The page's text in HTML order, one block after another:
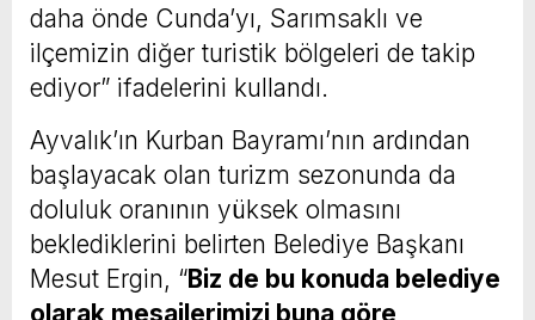
daha önde Cunda’yı, Sarımsaklı ve
ilçemizin diğer turistik bölgeleri de takip
ediyor” ifadelerini kullandı.
Ayvalık’ın Kurban Bayramı’nın ardından
başlayacak olan turizm sezonunda da
doluluk oranının yüksek olmasını
beklediklerini belirten Belediye Başkanı
Mesut Ergin, “Biz de bu konuda belediye
olarak mesailerimizi buna göre